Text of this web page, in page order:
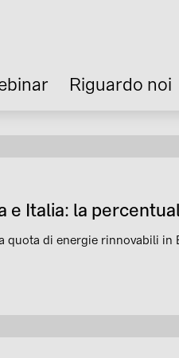
Riguardo noi
e Italia: la
quota di energie rinnovabili